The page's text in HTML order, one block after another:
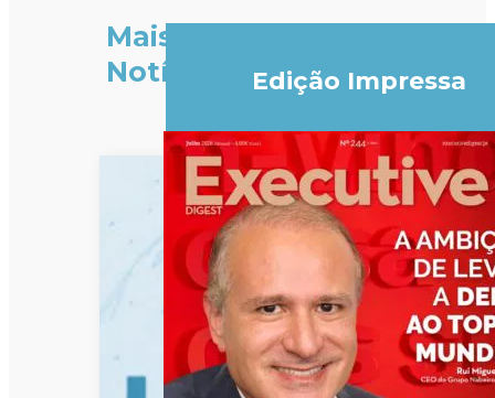
Mais
Notícias
Edição Impressa